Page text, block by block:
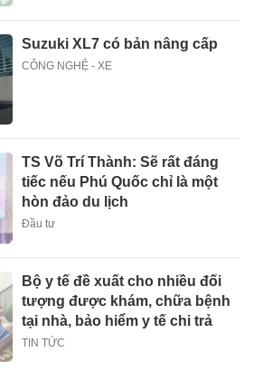
Suzuki XL7 có bản nâng cấp
CÔNG NGHỆ - XE
TS Võ Trí Thành: Sẽ rất đáng
tiếc nếu Phú Quốc chỉ là một
hòn đảo du lịch
Đầu tư
Bộ y tế đề xuất cho nhiều đối
tượng được khám, chữa bệnh
tại nhà, bảo hiểm y tế chi trả
TIN TỨC